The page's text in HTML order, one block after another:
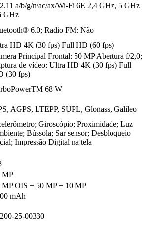
a/b/g/n/ac/ax/Wi-Fi 6E 2,4 GHz, 5 GHz
GHz
6.0; Radio FM: Não
HD 4K (30 fps) Full HD (60 fps)
Principal Frontal: 50 MP Abertura f/2,0;
de vídeo: Ultra HD 4K (30 fps) Full
(30 fps)
68 W
AGPS, LTEPP, SUPL, Glonass, Galileo
Giroscópio; Proximidade; Luz
Bússola; Sar sensor; Desbloqueio
Impressão Digital na tela
MP
MP OIS + 50 MP + 10 MP
mAh
25-00330